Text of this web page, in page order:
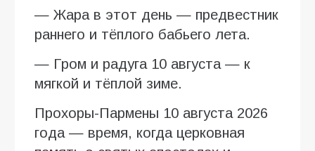
— Жара в этот день — предвестник
раннего и тёплого бабьего лета.
— Гром и радуга 10 августа — к
мягкой и тёплой зиме.
Прохоры-Пармены 10 августа 2026
года — время, когда церковная